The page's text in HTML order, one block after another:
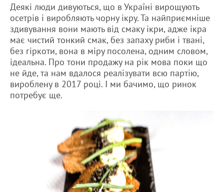
Деякі люди дивуються, що в Україні вирощують
осетрів і виробляють чорну ікру. Та найприємніше
здивування вони мають від смаку ікри, адже ікра
має чистий тонкий смак, без запаху риби і твані,
без гіркоти, вона в міру посолена, одним словом,
ідеальна. Про тони продажу на рік мова поки що
не йде, та нам вдалося реалізувати всю партію,
вироблену в 2017 році. І ми бачимо, що ринок
потребує ще.